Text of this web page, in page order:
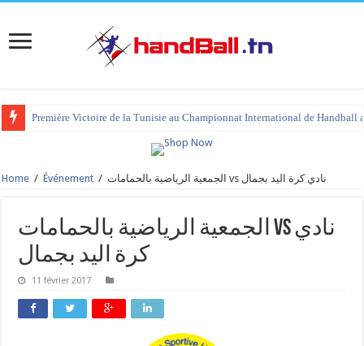
Première Victoire de la Tunisie au Championnat International de Handball
Home / Événement / الجمعية الرياضية بالحمامات vs نادي كرة اليد بجمال
الجمعية الرياضية بالحمامات vs نادي
كرة اليد بجمال
11 février 2017